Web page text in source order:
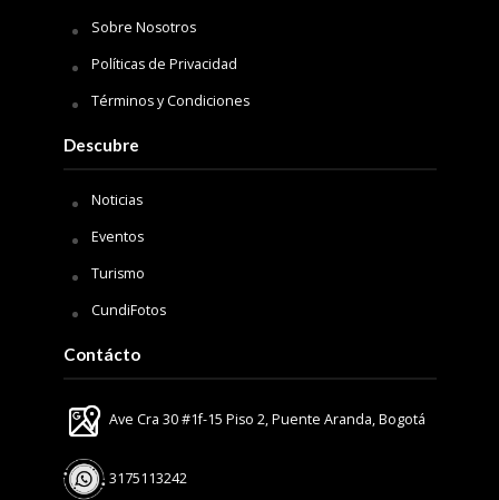
Sobre Nosotros
Políticas de Privacidad
Términos y Condiciones
Descubre
Noticias
Eventos
Turismo
CundiFotos
Contácto
Ave Cra 30 #1f-15 Piso 2, Puente Aranda, Bogotá
3175113242